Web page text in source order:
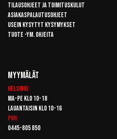
Tilausohjeet ja toimituskulut
Asiakaspalautusohjeet
Usein kysytyt kysymykset
Tuote -ym. ohjeita
Myymälät
Helsinki
Ma-pe klo 10-18
Lauantaisin klo 10-16
Puh:
0445-805 850